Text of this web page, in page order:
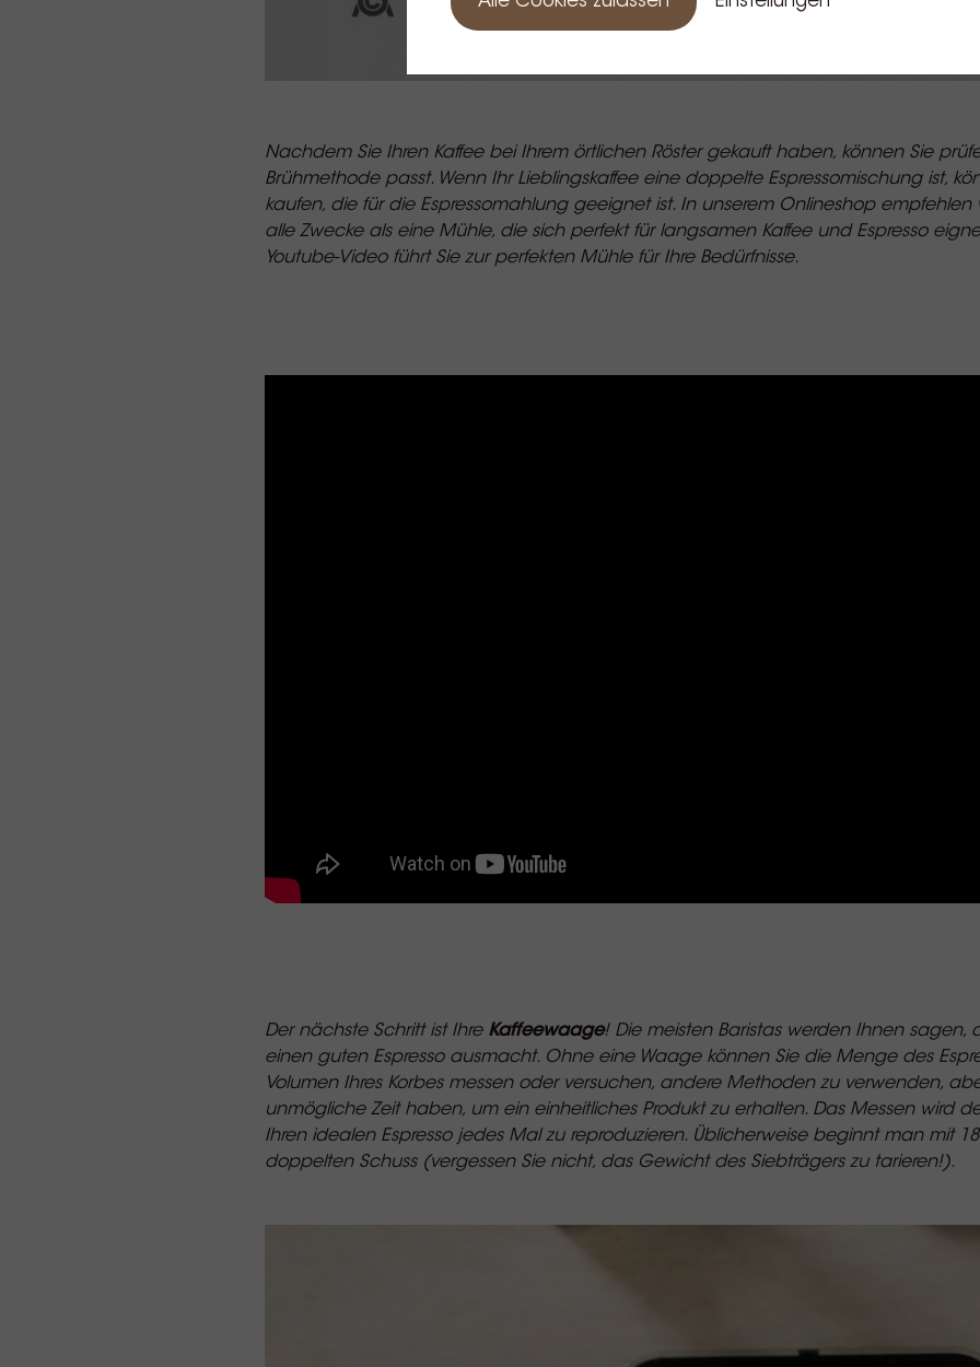
Nachdem Sie Ihren Kaffee bei Ihrem örtlichen Röster gekauft haben, können Sie
Brühmethode passt. Wenn Ihr Lieblingskaffee eine doppelte Espressomischung ist,
kaufen, die für die Espressomahlung geeignet ist. In unserem Onlineshop
alle Zwecke als eine Mühle, die sich perfekt für langsamen Kaffee und Espresso
Youtube-Video führt Sie zur perfekten Mühle für Ihre Bedürfnisse.
Der nächste Schritt ist Ihre Kaffeewaage! Die meisten Baristas werden Ihnen sagen,
einen guten Espresso ausmacht. Ohne eine Waage können Sie die Menge des
Volumen Ihres Korbes messen oder versuchen, andere Methoden zu verwenden,
unmögliche Zeit haben, um ein einheitliches Produkt zu erhalten. Das Messen wird
Ihren idealen Espresso jedes Mal zu reproduzieren. Üblicherweise beginnt man mit
doppelten Schuss (vergessen Sie nicht, das Gewicht des Siebträgers zu tarieren!).